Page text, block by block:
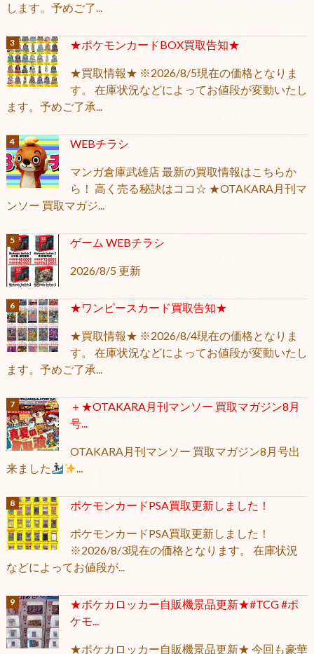
します。予めご了...
★ポケモンカードBOX買取告知★
★買取情報★ ※2026/8/5現在の価格となりま
す。 在庫状況などによってお値段が変動いたし
ます。予めご了承...
WEBチラシ
マンガ倉庫武雄店 最新の買取情報はこちらか
ら！ 高く売る秘訣はココ☆ ★OTAKARA月刊マ
ンソー 買取マガジ...
ゲーム WEBチラシ
2026/8/5 更新
★ワンピースカード買取告知★
★買取情報★ ※2026/8/4現在の価格となりま
す。 在庫状況などによってお値段が変動いたし
ます。予めご了承...
＋★OTAKARA月刊マンソー 買取マガジン8月
号...
OTAKARA月刊マンソー 買取マガジン8月号出
来ました
...
ポケモンカードPSA買取更新しました！
ポケモンカードPSA買取更新しました！
※2026/8/3現在の価格となります。 在庫状況
などによってお値段が...
★ポケカロッカー自販機景品更新★#TCG #ポ
ケモ...
★ポケカロッカー自販機景品更新★ 今回も豪華